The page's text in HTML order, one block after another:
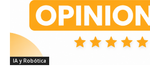
IA y Robótica